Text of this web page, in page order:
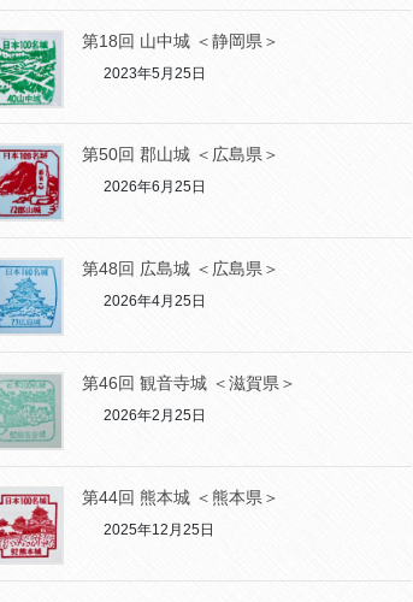
第18回 山中城 ＜静岡県＞
2023年5月25日
第50回 郡山城 ＜広島県＞
2026年6月25日
第48回 広島城 ＜広島県＞
2026年4月25日
第46回 観音寺城 ＜滋賀県＞
2026年2月25日
第44回 熊本城 ＜熊本県＞
2025年12月25日